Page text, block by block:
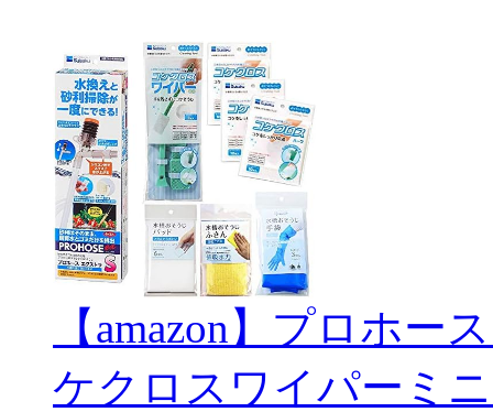
【amazon】プロホー
ケクロスワイパーミ